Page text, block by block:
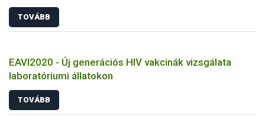
állatkísérletes és molekuláris biológiai eszközökkel
TOVÁBB
EAVI2020 - Új generációs HIV vakcinák vizsgálata
laboratóriumi állatokon
TOVÁBB